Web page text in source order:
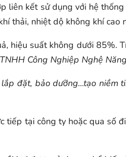
liên kết sử dụng với hệ
thải, nhiệt dộ không khí cao
hiệu suất không dưới 85%.
Công Nghiệp Nghệ
đặt, bảo dưỡng…tạo niềm
tiếp tại công ty hoặc qua số